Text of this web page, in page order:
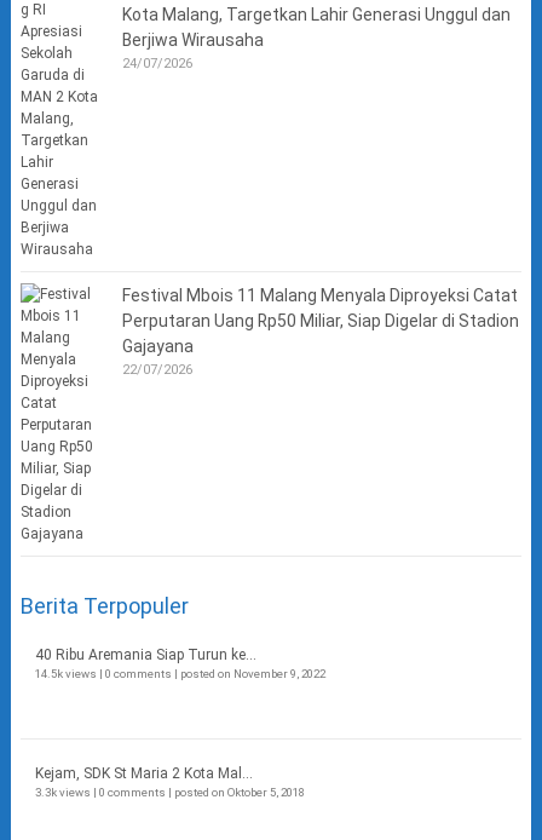
Kota Malang, Targetkan Lahir Generasi Unggul dan
Berjiwa Wirausaha
24/07/2026
Festival Mbois 11 Malang Menyala Diproyeksi Catat
Perputaran Uang Rp50 Miliar, Siap Digelar di Stadion
Gajayana
22/07/2026
Berita Terpopuler
40 Ribu Aremania Siap Turun ke...
14.5k views | 0 comments | posted on November 9, 2022
Kejam, SDK St Maria 2 Kota Mal...
3.3k views 0 comments posted on Oktober 5, 2018